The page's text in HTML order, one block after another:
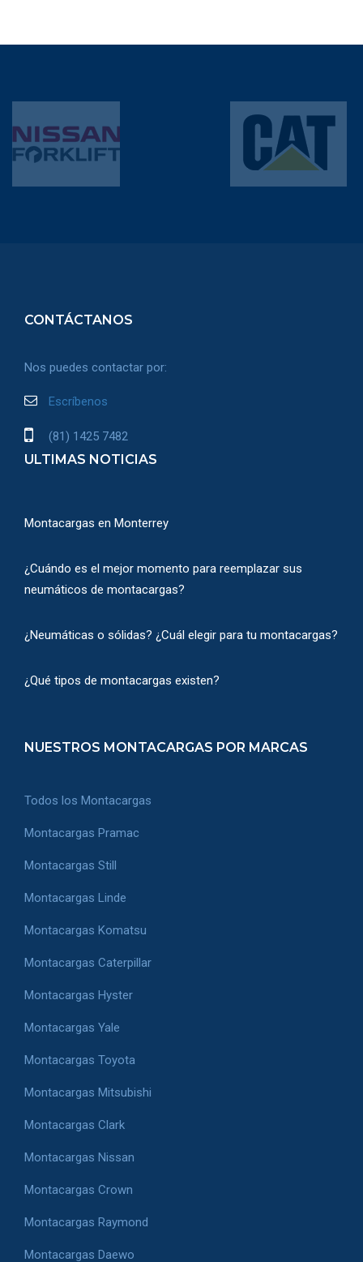
CONTÁCTANOS
Nos puedes contactar por:
Escríbenos
(81) 1425 7482
ULTIMAS NOTICIAS
Montacargas en Monterrey
¿Cuándo es el mejor momento para reemplazar sus
neumáticos de montacargas?
¿Neumáticas o sólidas? ¿Cuál elegir para tu montacargas?
¿Qué tipos de montacargas existen?
NUESTROS MONTACARGAS POR MARCAS
Todos los Montacargas
Montacargas Pramac
Montacargas Still
Montacargas Linde
Montacargas Komatsu
Montacargas Caterpillar
Montacargas Hyster
Montacargas Yale
Montacargas Toyota
Montacargas Mitsubishi
Montacargas Clark
Montacargas Nissan
Montacargas Crown
Montacargas Raymond
Montacargas Daewo